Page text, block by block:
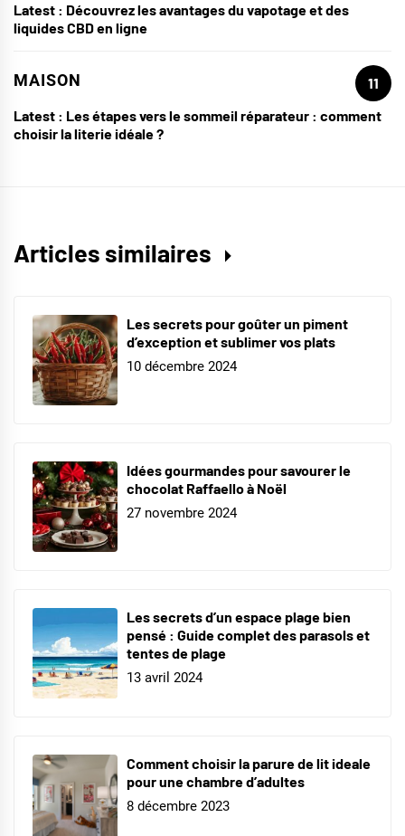
Latest : Découvrez les avantages du vapotage et des
liquides CBD en ligne
MAISON
11
Latest : Les étapes vers le sommeil réparateur : comment
choisir la literie idéale ?
Articles similaires
Les secrets pour goûter un piment
d’exception et sublimer vos plats
10 décembre 2024
Idées gourmandes pour savourer le
chocolat Raffaello à Noël
27 novembre 2024
Les secrets d’un espace plage bien
pensé : Guide complet des parasols et
tentes de plage
13 avril 2024
Comment choisir la parure de lit ideale
pour une chambre d’adultes
8 décembre 2023